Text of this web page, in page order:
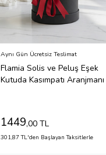
Flamia Solis ve Peluş Eşek
Kutuda Kasımpatı Aranjmanı
Aynı Gün Ücretsiz Teslimat
1449,00 TL
301,87 TL'den Başlayan Taksitlerle